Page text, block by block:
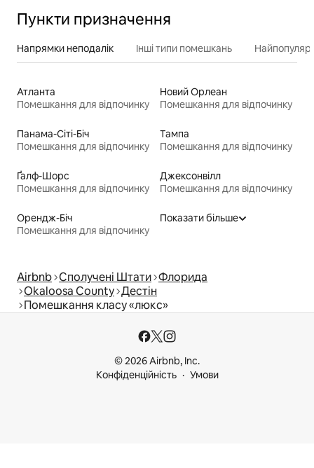
Пункти призначення
Напрямки неподалік Інші типи помешкань
Атланта
Помешкання для відпочинку
Новий Орлеан
Помешкання для відпочинку
Панама-Сіті-Біч
Помешкання для відпочинку
Тампа
Помешкання для відпочинку
Ґалф-Шорс
Помешкання для відпочинку
Джексонвілл
Помешкання для відпочинку
Орендж-Біч
Помешкання для відпочинку
Показати більше
Airbnb Сполучені Штати Флорида
Okaloosa County Дестін
Помешкання класу «люкс»
© 2026 Airbnb, Inc.
Конфіденційність
Умови